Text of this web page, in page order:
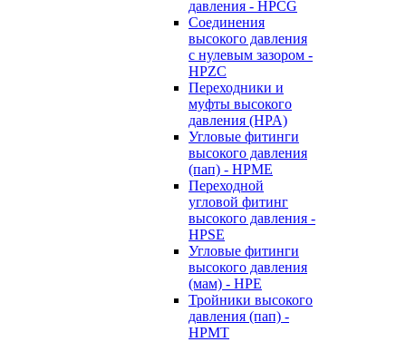
давления - HPCG
Соединения
высокого давления
с нулевым зазором -
HPZC
Переходники и
муфты высокого
давления (HPA)
Угловые фитинги
высокого давления
(пап) - HPME
Переходной
угловой фитинг
высокого давления -
HPSE
Угловые фитинги
высокого давления
(мам) - HPE
Тройники высокого
давления (пап) -
HPMT